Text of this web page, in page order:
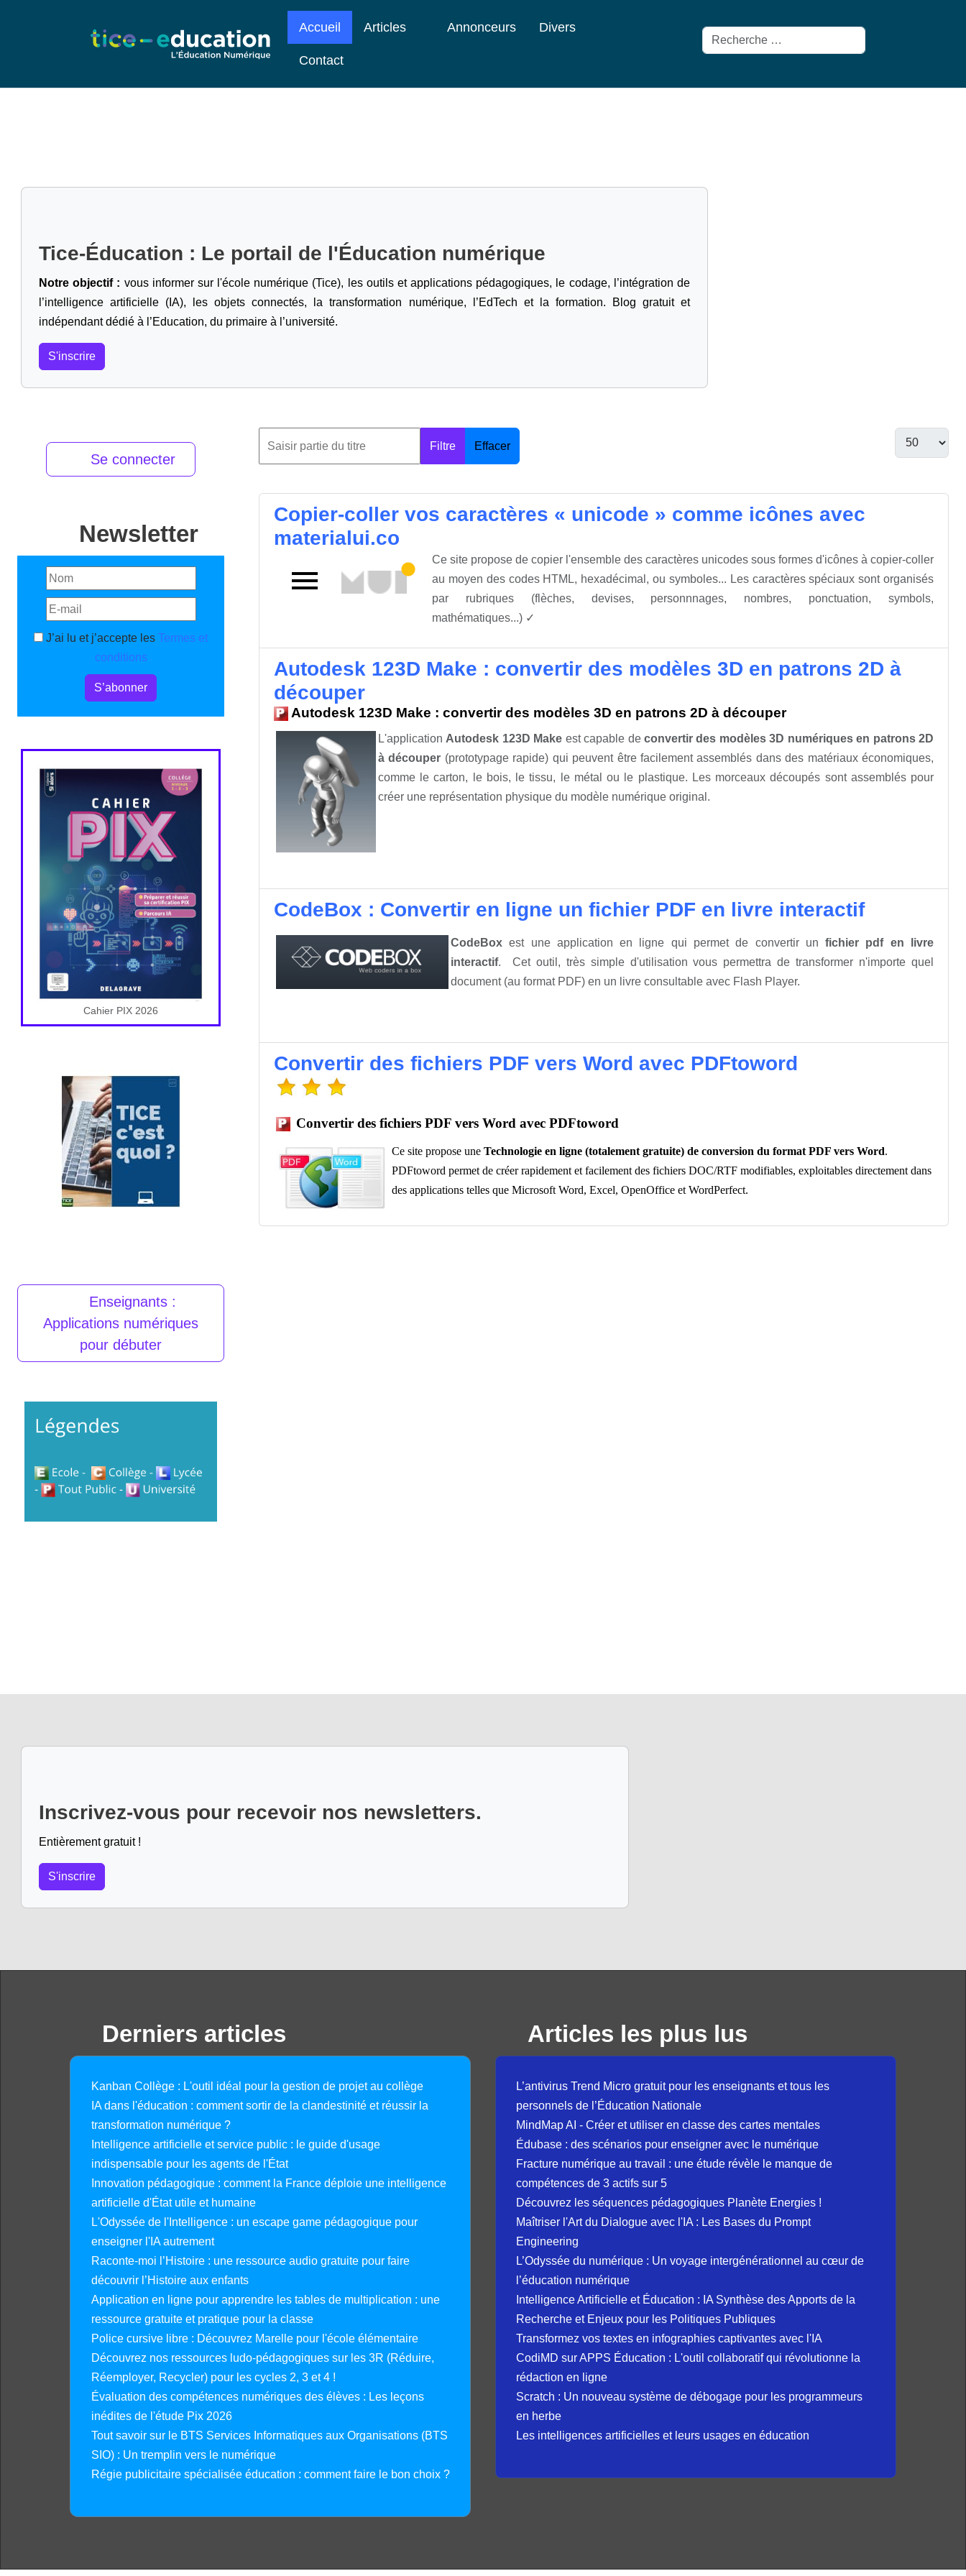
Accueil Articles Annonceurs Divers
Contact
Rechercher
Tice-Éducation : Le portail de l'Éducation numérique
Notre objectif : vous informer sur l'école numérique (Tice), les outils et applications pédagogiques, le codage,
l’intégration de
l’intelligence artificielle (IA), les objets connectés, la transformation numérique, l’EdTech et la formation. Blog gratuit et
indépendant dédié à l’Education, du primaire à l’université.
S'inscrire
Se connecter
Newsletter
J’ai lu et j’accepte les Termes et
conditions
S’abonner
Cahier PIX 2026
Enseignants :
Applications numériques
pour débuter
Filtre Effacer
Copier-coller vos caractères « unicode » comme icônes avec
materialui.co
Ce site propose de copier l'ensemble des caractères unicodes sous formes d'icônes à copier-coller
au moyen des codes HTML, hexadécimal, ou symboles... Les caractères spéciaux sont organisés
par rubriques (flèches, devises, personnnages, nombres, ponctuation, symbols,
mathématiques...) ✓
Autodesk 123D Make : convertir des modèles 3D en patrons 2D à
découper
Autodesk 123D Make : convertir des modèles 3D en patrons 2D à découper
L'application Autodesk 123D Make est capable deconvertir des modèles 3D numériques en patrons 2D
à découper (prototypage rapide) qui peuvent être facilement assemblés dans des matériaux économiques,
comme le carton, le bois, le tissu, le métal ou le plastique. Les morceaux découpés sont assemblés pour
créer une représentation physique du modèle numérique original.
CodeBox : Convertir en ligne un fichier PDF en livre interactif
CodeBox est une application en ligne qui permet de convertir unfichier pdf en livre
interactif. Cet outil, très simple d'utilisation vous permettra de transformer n'importe quel
document (au format PDF) en un livre consultable avec Flash Player.
Convertir des fichiers PDF vers Word avec PDFtoword
Convertir des fichiers PDF vers Word avec PDFtoword
Ce site propose une Technologie en ligne (totalement gratuite) de conversion du format PDF vers Word.
PDFtoword permet de créer rapidement et facilement des fichiers DOC/RTF modifiables, exploitables directement dans
des applications telles que Microsoft Word, Excel, OpenOffice et WordPerfect.
Inscrivez-vous pour recevoir nos newsletters.
Entièrement gratuit !
S'inscrire
Derniers articles
Kanban Collège : L'outil idéal pour la gestion de projet au collège
IA dans l'éducation : comment sortir de la clandestinité et réussir la
transformation numérique ?
Intelligence artificielle et service public : le guide d'usage
indispensable pour les agents de l'État
Innovation pédagogique : comment la France déploie une intelligence
artificielle d'État utile et humaine
L'Odyssée de l'Intelligence : un escape game pédagogique pour
enseigner l'IA autrement
Raconte-moi l’Histoire : une ressource audio gratuite pour faire
découvrir l’Histoire aux enfants
Application en ligne pour apprendre les tables de multiplication : une
ressource gratuite et pratique pour la classe
Police cursive libre : Découvrez Marelle pour l'école élémentaire
Découvrez nos ressources ludo-pédagogiques sur les 3R (Réduire,
Réemployer, Recycler) pour les cycles 2, 3 et 4 !
Évaluation des compétences numériques des élèves : Les leçons
inédites de l'étude Pix 2026
Tout savoir sur le BTS Services Informatiques aux Organisations (BTS
SIO) : Un tremplin vers le numérique
Régie publicitaire spécialisée éducation : comment faire le bon choix ?
Articles les plus lus
L’antivirus Trend Micro gratuit pour les enseignants et tous les
personnels de l’Éducation Nationale
MindMap AI - Créer et utiliser en classe des cartes mentales
Édubase : des scénarios pour enseigner avec le numérique
Fracture numérique au travail : une étude révèle le manque de
compétences de 3 actifs sur 5
Découvrez les séquences pédagogiques Planète Energies !
Maîtriser l'Art du Dialogue avec l'IA : Les Bases du Prompt
Engineering
L’Odyssée du numérique : Un voyage intergénérationnel au cœur de
l’éducation numérique
Intelligence Artificielle et Éducation : IA Synthèse des Apports de la
Recherche et Enjeux pour les Politiques Publiques
Transformez vos textes en infographies captivantes avec l'IA
CodiMD sur APPS Éducation : L'outil collaboratif qui révolutionne la
rédaction en ligne
Scratch : Un nouveau système de débogage pour les programmeurs
en herbe
Les intelligences artificielles et leurs usages en éducation